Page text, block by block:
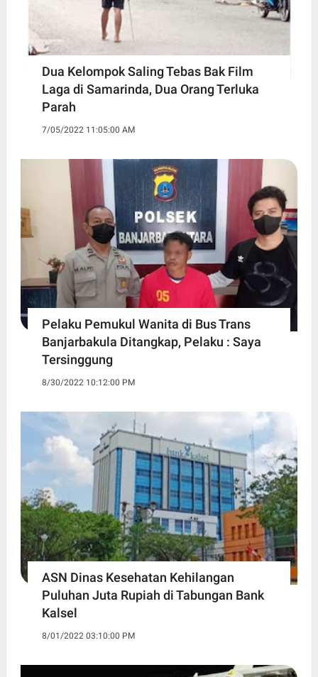
Dua Kelompok Saling Tebas Bak Film
Laga di Samarinda, Dua Orang Terluka
Parah
7/05/2022 11:05:00 AM
Pelaku Pemukul Wanita di Bus Trans
Banjarbakula Ditangkap, Pelaku : Saya
Tersinggung
8/30/2022 10:12:00 PM
ASN Dinas Kesehatan Kehilangan
Puluhan Juta Rupiah di Tabungan Bank
Kalsel
8/01/2022 03:10:00 PM